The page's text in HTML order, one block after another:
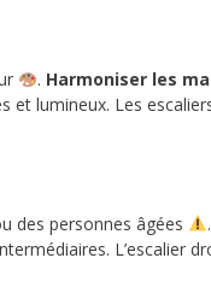
. Harmoniser les
et lumineux. Les
des personnes âgées .
L’escalier